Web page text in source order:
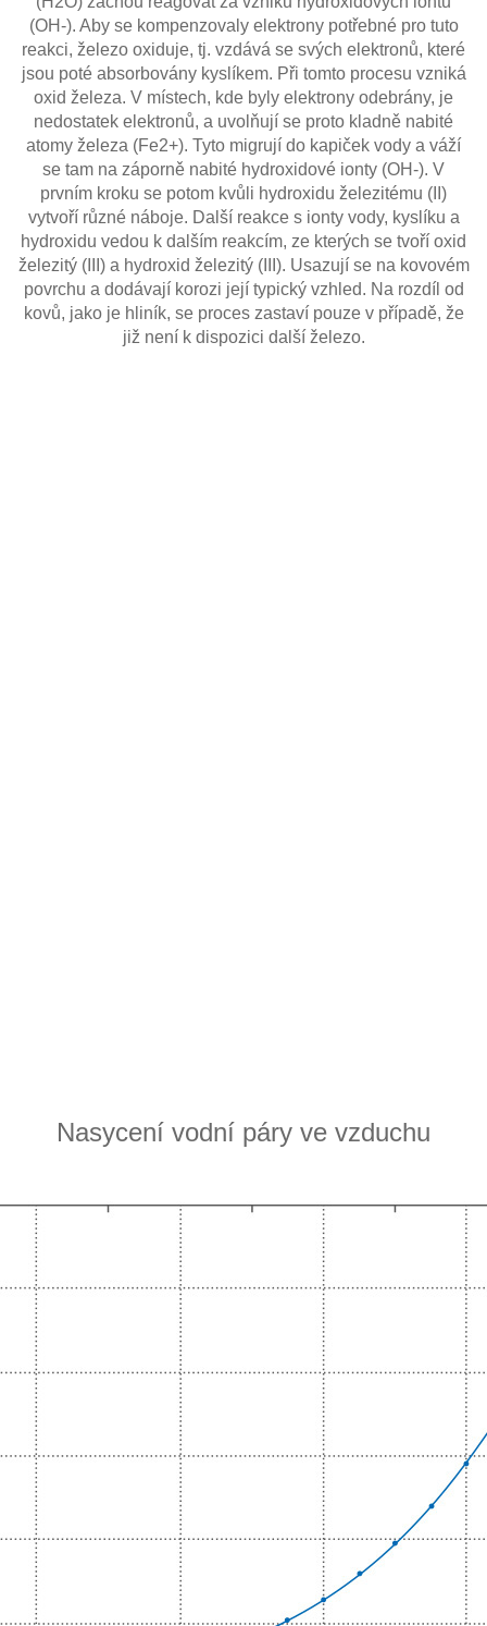
(OH-). Aby se kompenzovaly elektrony potřebné pro tuto
reakci, železo oxiduje, tj. vzdává se svých elektronů, které
jsou poté absorbovány kyslíkem. Při tomto procesu vzniká
oxid železa. V místech, kde byly elektrony odebrány, je
nedostatek elektronů, a uvolňují se proto kladně nabité
atomy železa (Fe2+). Tyto migrují do kapiček vody a váží
se tam na záporně nabité hydroxidové ionty (OH-). V
prvním kroku se potom kvůli hydroxidu železitému (II)
vytvoří různé náboje. Další reakce s ionty vody, kyslíku a
hydroxidu vedou k dalším reakcím, ze kterých se tvoří oxid
železitý (III) a hydroxid železitý (III). Usazují se na kovovém
povrchu a dodávají korozi její typický vzhled. Na rozdíl od
kovů, jako je hliník, se proces zastaví pouze v případě, že
již není k dispozici další železo.
Nasycení vodní páry ve vzduchu